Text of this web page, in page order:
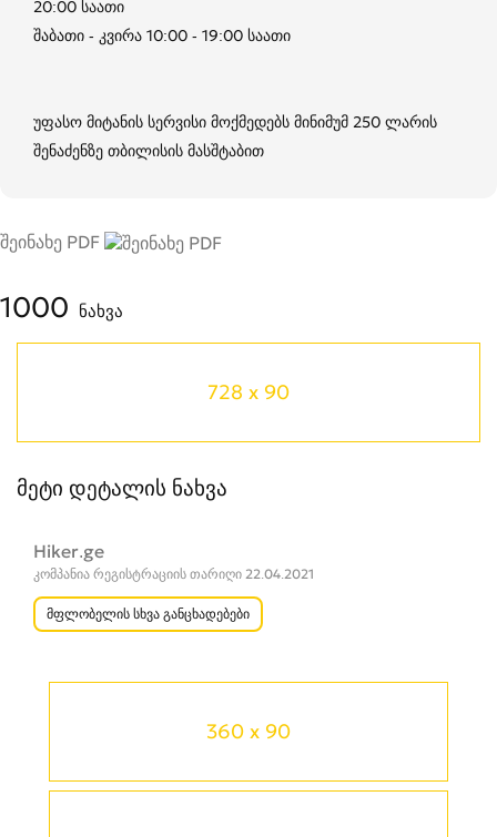
360 x 90
20:00 საათი
შაბათი - კვირა 10:00 - 19:00 საათი
უფასო მიტანის სერვისი მოქმედებს მინიმუმ 250 ლარის
შენაძენზე თბილისის მასშტაბით
შეინახე PDF
1000 ნახვა
728 x 90
მეტი დეტალის ნახვა
Hiker.ge
კომპანია რეგისტრაციის თარიღი 22.04.2021
მფლობელის სხვა განცხადებები